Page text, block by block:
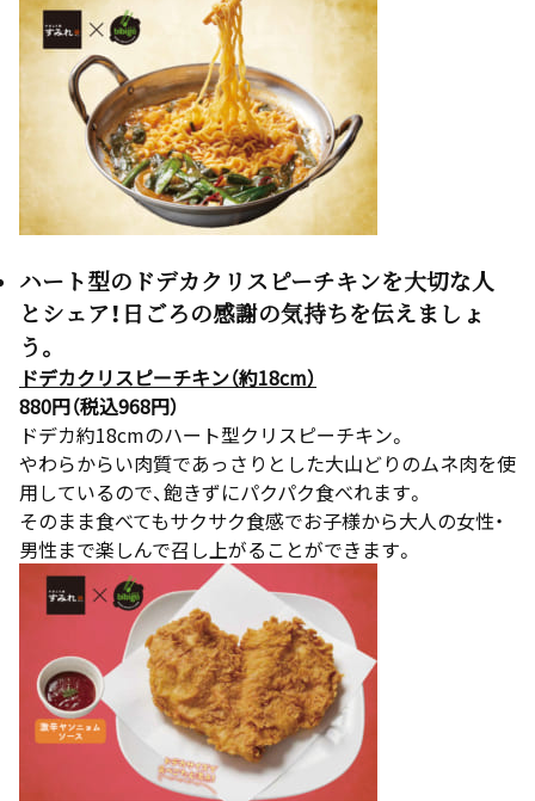
ハート型のドデカクリスピーチキンを大切な人
とシェア！日ごろの感謝の気持ちを伝えましょ
う。
ドデカクリスピーチキン（約18cm）
880円（税込968円）
ドデカ約18cmのハート型クリスピーチキン。
やわらからい肉質であっさりとした大山どりのムネ肉を使
用しているので、飽きずにパクパク食べれます。
そのまま食べてもサクサク食感でお子様から大人の女性・
男性まで楽しんで召し上がることができます。